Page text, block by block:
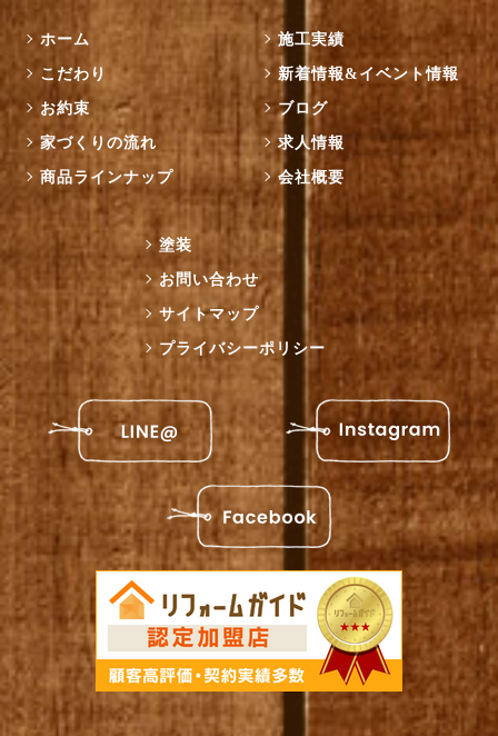
ホーム
こだわり
お約束
家づくりの流れ
商品ラインナップ
施工実績
新着情報&イベント情報
ブログ
求人情報
会社概要
塗装
お問い合わせ
サイトマップ
プライバシーポリシー